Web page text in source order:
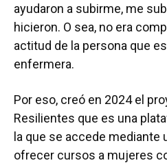
ayudaron a subirme, me
hicieron. O sea, no era
actitud de la persona que
enfermera.
Por eso, creó en 2024 el
Resilientes que es una
la que se accede mediante
ofrecer cursos a mujeres